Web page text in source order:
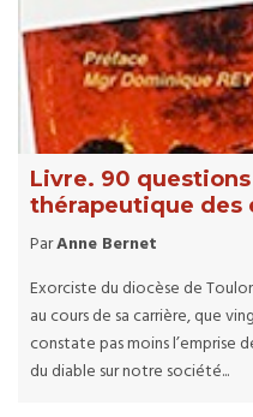
Livre. 90
thérapeutique des
ParAnne Bernet
Exorciste du diocèse de
au cours de sa carrière, que
constate pas moins l’emprise
du diable sur notre société...